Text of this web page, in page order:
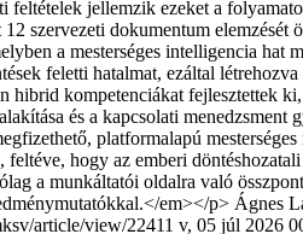
feltételek jellemzik ezeket a
szervezeti dokumentum elemzését
a mesterséges intelligencia hat
feletti hatalmat, ezáltal létrehozva
hibrid kompetenciákat fejlesztettek
és a kapcsolati menedzsment
platformalapú
hogy az emberi
a munkáltatói oldalra való
em></p> Ágnes
article/view/22411 v, 05 júl 2026